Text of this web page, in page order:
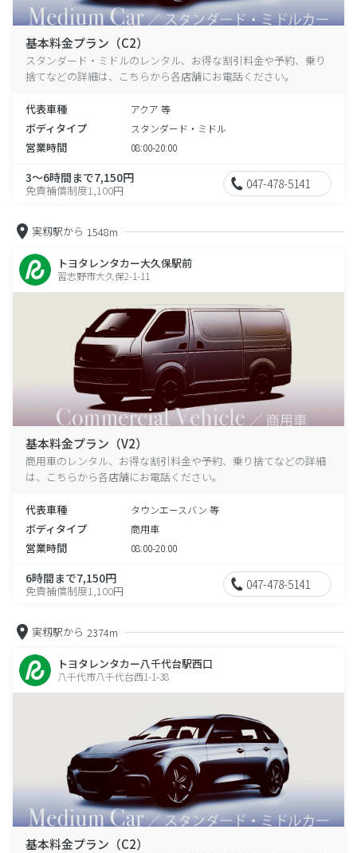
基本料金プラン（C2）
スタンダード・ミドルのレンタル、お得な割引料金や予約、乗り
捨てなどの詳細は、こちらから各店舗にお電話ください。
代表車種 アクア 等
ボディタイプ スタンダード・ミドル
営業時間 08:00-20:00
3～6時間まで7,150円
免責補償制度1,100円 047-478-5141
実籾駅から 1548m
トヨタレンタカー大久保駅前
習志野市大久保2-1-11
基本料金プラン（V2）
商用車のレンタル、お得な割引料金や予約、乗り捨てなどの詳細
は、こちらから各店舗にお電話ください。
代表車種 タウンエースバン 等
ボディタイプ 商用車
営業時間 08:00-20:00
6時間まで7,150円
免責補償制度1,100円 047-478-5141
実籾駅から 2374m
トヨタレンタカー八千代台駅西口
八千代市八千代台西1-1-38
基本料金プラン（C2）